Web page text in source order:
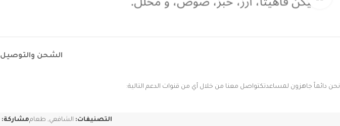
الشحن والتوصيل
نحن دائماً جاهزون لمساعدتكتواصل معنا من خلال أي من قنوات الدعم التالية:
التصنيفات: الشافعي, طعاممشاركة: